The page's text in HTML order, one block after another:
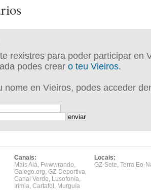
rexistres para poder participar en
podes crear o teu Vieiros.
nome en Vieiros, podes acceder
Canais:
Máis Alá, Fwwwrando,
Galego.org, GZ-Deportiva,
Canal Verde, Lusofonía,
Irimia, Cartafol , Murguía
Locais:
GZ-Sete, Terra Eo-